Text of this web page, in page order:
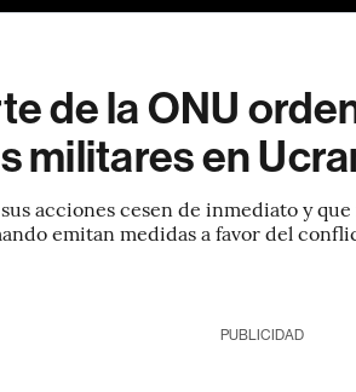
de la ONU
militares en
sus acciones cesen de inmediato y
emitan medidas a favor del
PUBLICIDAD